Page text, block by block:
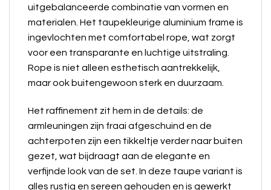
uitgebalanceerde combinatie van vormen en
materialen. Het taupekleurige aluminium frame is
ingevlochten met comfortabel rope, wat zorgt
voor een transparante en luchtige uitstraling.
Rope is niet alleen esthetisch aantrekkelijk,
maar ook buitengewoon sterk en duurzaam.
Het raffinement zit hem in de details: de
armleuningen zijn fraai afgeschuind en de
achterpoten zijn een tikkeltje verder naar buiten
gezet, wat bijdraagt aan de elegante en
verfijnde look van de set. In deze taupe variant is
alles rustig en sereen gehouden en is gewerkt